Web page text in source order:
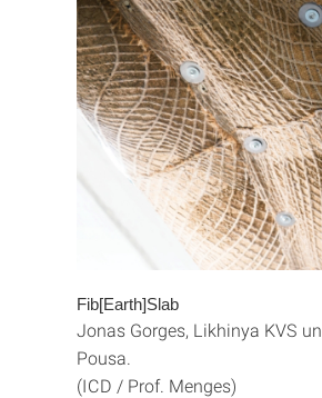
Fib[Earth]Slab
Jonas Gorges, Likhinya KVS
Pousa.
(ICD / Prof. Menges)